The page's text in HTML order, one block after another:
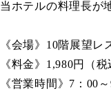
当ホテルの料理長が
《会場》10階展望レ
《料金》1,980円（税
《営業時間》7：00